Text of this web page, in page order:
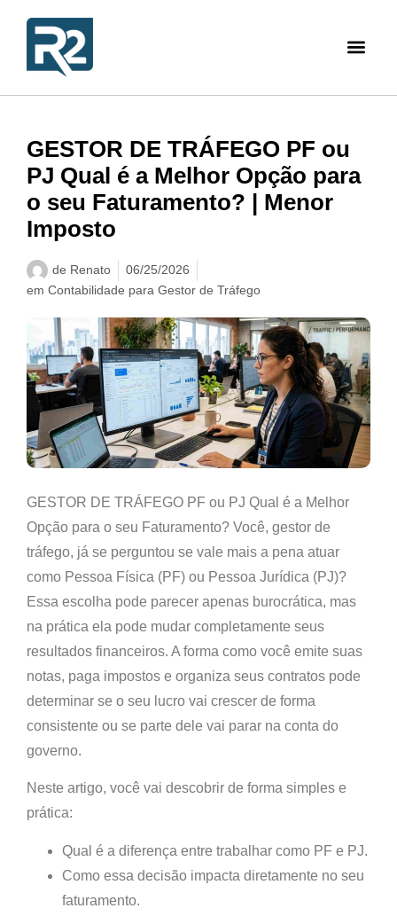
GESTOR DE TRÁFEGO PF ou
PJ Qual é a Melhor Opção para
o seu Faturamento? | Menor
Imposto
de Renato
06/25/2026
em Contabilidade para Gestor de Tráfego
GESTOR DE TRÁFEGO PF ou PJ Qual é a Melhor
Opção para o seu Faturamento? Você, gestor de
tráfego, já se perguntou se vale mais a pena atuar
como Pessoa Física (PF) ou Pessoa Jurídica (PJ)?
Essa escolha pode parecer apenas burocrática, mas
na prática ela pode mudar completamente seus
resultados financeiros. A forma como você emite suas
notas, paga impostos e organiza seus contratos pode
determinar se o seu lucro vai crescer de forma
consistente ou se parte dele vai parar na conta do
governo.
Neste artigo, você vai descobrir de forma simples e
prática:
Qual é a diferença entre trabalhar como PF e PJ.
Como essa decisão impacta diretamente no seu
faturamento.